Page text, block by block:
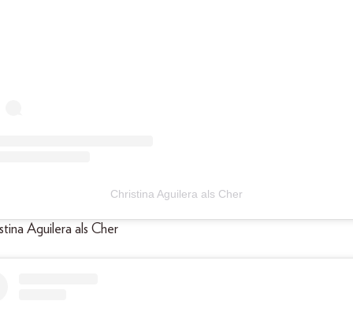
Christina Aguilera als Cher
Aguilera als Cher